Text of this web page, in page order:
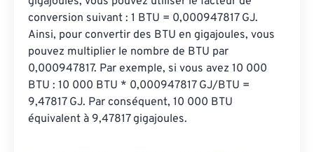
conversion suivant : 1 BTU = 0,000947817 GJ.
Ainsi, pour convertir des BTU en gigajoules, vous
pouvez multiplier le nombre de BTU par
0,000947817. Par exemple, si vous avez 10 000
BTU : 10 000 BTU * 0,000947817 GJ/BTU =
9,47817 GJ. Par conséquent, 10 000 BTU
équivalent à 9,47817 gigajoules.